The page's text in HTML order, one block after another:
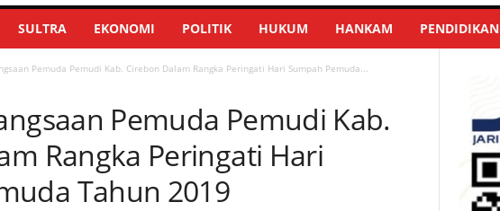
SULTRA EKONOMI POLITIK HUKUM HANKAM PENDIDIKAN
Pemuda Pemudi Kab. Cirebon Dalam Rangka Peringati Hari Sumpah Pemuda...
Pemuda Pemudi Kab.
Rangka Peringati Hari
Tahun 2019